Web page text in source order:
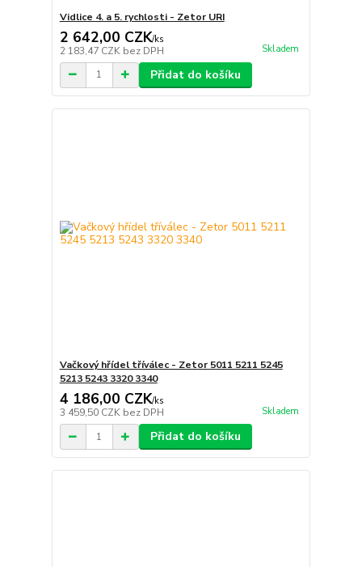
Vidlice 4. a 5. rychlosti - Zetor URI
2 642,00 CZK/ks
2 183,47 CZK bez DPH Skladem
Přidat do košíku
Vačkový hřídel tříválec - Zetor 5011 5211 5245
5213 5243 3320 3340
4 186,00 CZK/ks
3 459,50 CZK bez DPH Skladem
Přidat do košíku